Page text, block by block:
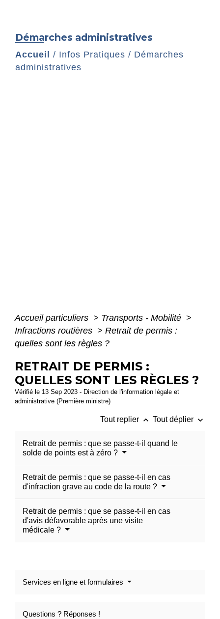
Démarches administratives
Accueil / Infos Pratiques / Démarches
administratives
Accueil particuliers > Transports - Mobilité >
Infractions routières > Retrait de permis :
quelles sont les règles ?
RETRAIT DE PERMIS :
QUELLES SONT LES RÈGLES ?
Vérifié le 13 Sep 2023 - Direction de l'information légale et
administrative (Première ministre)
Tout replier keyboard_arrow_up Tout déplier keyboard_arrow_down
Retrait de permis : que se passe-t-il quand le
solde de points est à zéro ?
Retrait de permis : que se passe-t-il en cas
d'infraction grave au code de la route ?
Retrait de permis : que se passe-t-il en cas
d'avis défavorable après une visite
médicale ?
Services en ligne et formulaires
Questions ? Réponses !